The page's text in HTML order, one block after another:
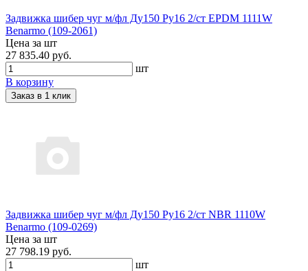
Задвижка шибер чуг м/фл Ду150 Ру16 2/ст EPDM 1111W
Benarmo (109-2061)
Цена за шт
27 835.40 руб.
шт
В корзину
Заказ в 1 клик
Задвижка шибер чуг м/фл Ду150 Ру16 2/ст NBR 1110W
Benarmo (109-0269)
Цена за шт
27 798.19 руб.
шт